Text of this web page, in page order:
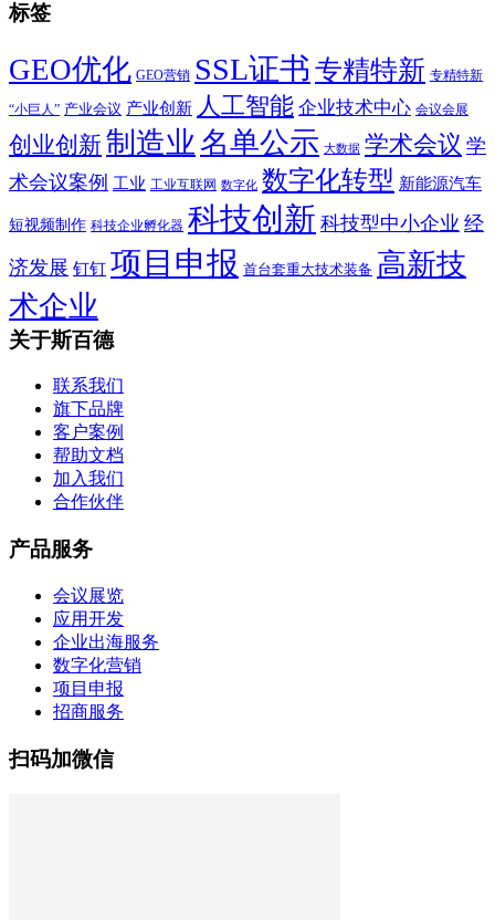
标签
GEO优化 GEO营销 SSL证书 专精特新 专精特新
“小巨人” 产业会议 产业创新 人工智能 企业技术中心 会议会展
创业创新制造业 名单公示 大数据 学术会议 学
术会议案例 工业 工业互联网 数字化 数字化转型 新能源汽车
短视频制作 科技企业孵化器 科技创新 科技型中小企业 经
济发展 钉钉 项目申报 首台套重大技术装备 高新技
术企业
关于斯百德
联系我们
旗下品牌
客户案例
帮助文档
加入我们
合作伙伴
产品服务
会议展览
应用开发
企业出海服务
数字化营销
项目申报
招商服务
扫码加微信